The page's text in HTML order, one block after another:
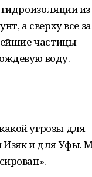
из
а сверху все
частицы
воду.
угрозы для
Изяк и для Уфы.